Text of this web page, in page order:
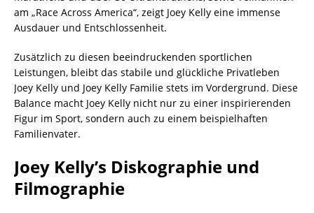
am „Race Across America“, zeigt Joey Kelly eine immense
Ausdauer und Entschlossenheit.
Zusätzlich zu diesen beeindruckenden sportlichen
Leistungen, bleibt das stabile und glückliche Privatleben
Joey Kelly und Joey Kelly Familie stets im Vordergrund. Diese
Balance macht Joey Kelly nicht nur zu einer inspirierenden
Figur im Sport, sondern auch zu einem beispielhaften
Familienvater.
Joey Kelly’s Diskographie und
Filmographie